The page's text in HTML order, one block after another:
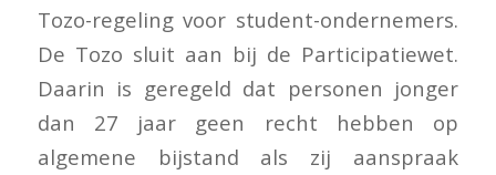
Tozo-regeling voor student-ondernemers.
De Tozo sluit aan bij de Participatiewet.
Daarin is geregeld dat personen jonger
dan 27 jaar geen recht hebben op
algemene bijstand als zij aanspraak